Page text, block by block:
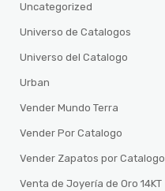
Uncategorized
Universo de Catalogos
Universo del Catalogo
Urban
Vender Mundo Terra
Vender Por Catalogo
Vender Zapatos por Catalogo
Venta de Joyería de Oro 14KT